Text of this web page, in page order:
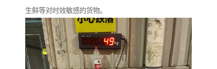
生鲜等对时效敏感的货物。